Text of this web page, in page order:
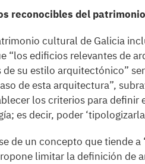
reconocibles del
cultural de Galicia
“los edificios relevantes de
su estilo arquitectónico”
de esta arquitectura”,
los criterios para
es decir, poder
de un concepto que tiende
limitar la definición de